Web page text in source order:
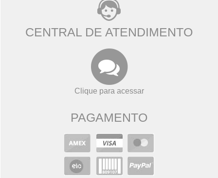
CENTRAL DE ATENDIMENTO
Clique para acessar
PAGAMENTO